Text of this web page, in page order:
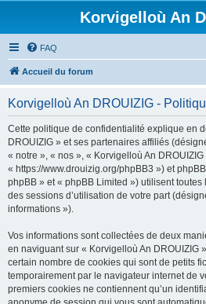
Korvigelloù An
FAQ
Accueil du forum
Korvigelloù An DROUIZIG -
Cette politique de confidentialité explique en
DROUIZIG » et ses partenaires affiliés
« notre », « nos », « Korvigelloù An DROUIZIG
« https://www.drouizig.org/phpBB3 ») et
phpBB » et « phpBB Limited ») utilisent
des sessions d’utilisation de votre part
informations »).
Vos informations sont collectées de deux
en naviguant sur « Korvigelloù An DROUIZIG
certain nombre de cookies qui sont de petits
temporairement par le navigateur internet de
premiers cookies ne contiennent qu’un